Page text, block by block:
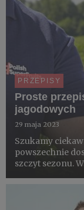
PRZEPISY
Proste
jagodowych
29 maja 2023
Szukamy
powszechnie
szczyt sezonu.